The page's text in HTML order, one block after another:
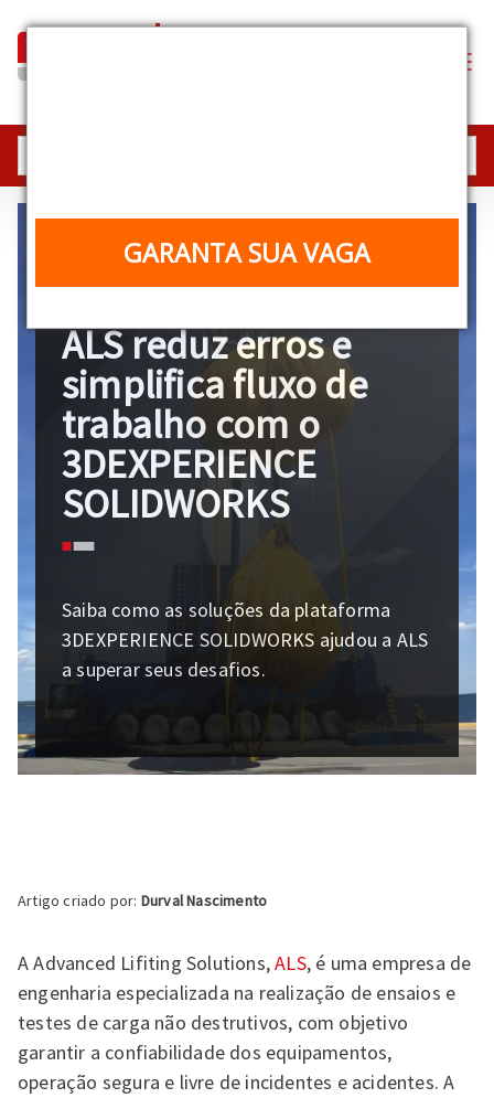
GARANTA SUA VAGA
ALS reduz erros e
simplifica fluxo de
trabalho com o
3DEXPERIENCE
SOLIDWORKS
Saiba como as soluções da plataforma
3DEXPERIENCE SOLIDWORKS ajudou a ALS
a superar seus desafios.
Artigo criado por: Durval Nascimento
A Advanced Lifiting Solutions,ALS, é uma empresa de
engenharia especializada na realização de ensaios e
testes de carga não destrutivos, com objetivo
garantir a confiabilidade dos equipamentos,
operação segura e livre de incidentes e acidentes. A